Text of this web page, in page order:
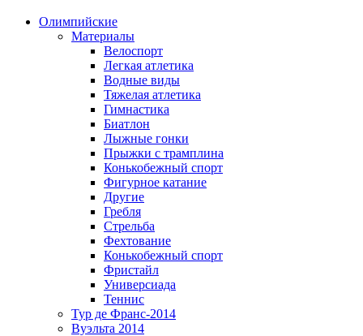
Олимпийские
Материалы
Велоспорт
Легкая атлетика
Водные виды
Тяжелая атлетика
Гимнастика
Биатлон
Лыжные гонки
Прыжки с трамплина
Конькобежный спорт
Фигурное катание
Другие
Гребля
Стрельба
Фехтование
Конькобежный спорт
Фристайл
Универсиада
Теннис
Тур де Франс-2014
Вуэльта 2014